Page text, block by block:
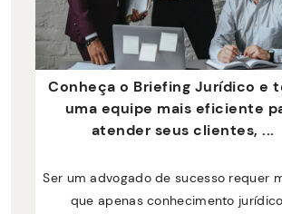
Conheça o Briefing Jurídico e
uma equipe mais eficiente
atender seus clientes, ...
Ser um advogado de sucesso requer
que apenas conhecimento